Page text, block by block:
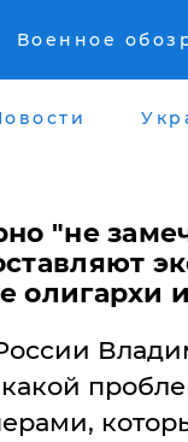
Военное
"не
олигархи